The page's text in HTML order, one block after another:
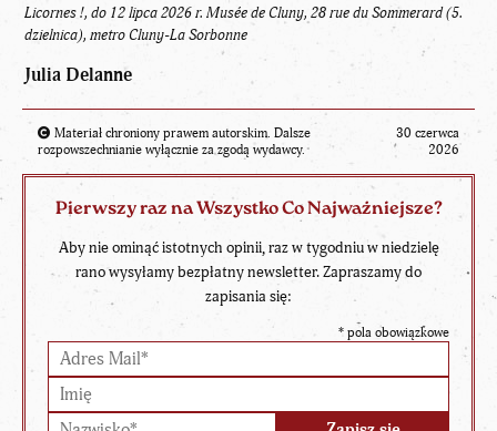
Licornes !, do 12 lipca 2026 r. Musée de Cluny, 28 rue du Sommerard (5.
dzielnica), metro Cluny-La Sorbonne
Julia Delanne
Materiał chroniony prawem autorskim. Dalsze
rozpowszechnianie wyłącznie za zgodą wydawcy.
30 czerwca
2026
Pierwszy raz na Wszystko Co Najważniejsze?
Aby nie ominąć istotnych opinii, raz w tygodniu w niedzielę
rano wysyłamy bezpłatny newsletter. Zapraszamy do
zapisania się:
* pola obowiązkowe